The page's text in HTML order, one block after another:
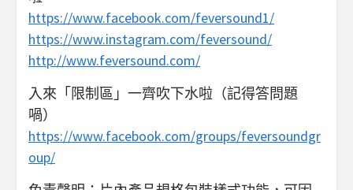
https://www.facebook.com/feversound1/
https://www.instagram.com/feversound/
http://www.feversound.com/
入來「限制區」一齊吹下水啦（記得答問題
喎）
https://www.facebook.com/groups/feversoundgr
oup/